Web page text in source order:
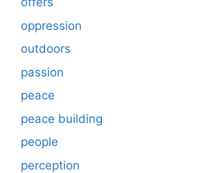
oppression
outdoors
passion
peace
peace building
people
perception